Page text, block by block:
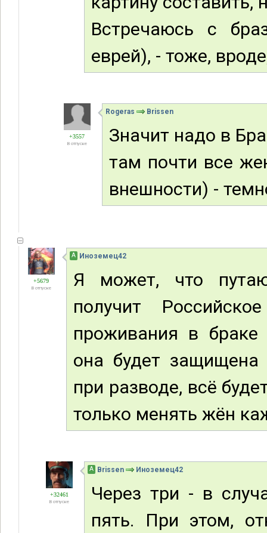
Встречаюсь с
еврей), - тоже,
+3557
В отпуске
Rogeras Brissen
Значит надо в
там почти все
внешности) -
+5679
В отпуске
А Иноземец42
Я может, что
получит
проживания в браке
она будет защищена
при разводе, всё
только менять жён
+32461
В отпуске
А Brissen Иноземец42
Через три - в
пять. При этом,